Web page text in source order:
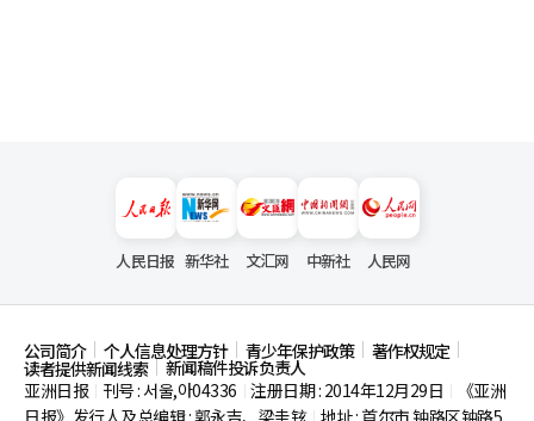
人民日报 新华社 文汇网 中新社 人民网
公司简介 个人信息处理方针 青少年保护政策 著作权规定
读者提供新闻线索
新闻稿件投诉负责人
亚洲日报
刊号 : 서울,아04336 注册日期 : 2014年12月29日
《亚洲
日报》发行人及总编辑 : 郭永吉、梁圭铉 地址 : 首尔市钟路区钟路5